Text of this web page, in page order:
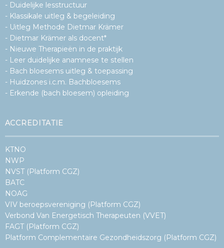
Pierre
Capel
auteur
van
emotionele
DNA
- Duidelijke lesstructuur
- Klassikale uitleg & begeleiding
- Uitleg Methode Dietmar Krämer
- Dietmar Krämer als docent*
- Nieuwe Therapieën in de praktijk
- Leer duidelijke anamnese te stellen
- Bach bloesems uitleg & toepassing
- Huidzones i.c.m. Bachbloesems
- Erkende (bach bloesem) opleiding
ACCREDITATIE
KTNO
NWP
NVST (Platform CGZ)
BATC
NOAG
VIV beroepsvereniging (Platform CGZ)
Verbond Van Energetisch Therapeuten (VVET)
FAGT (Platform CGZ)
Platform Complementaire Gezondheidszorg (Platform CGZ)